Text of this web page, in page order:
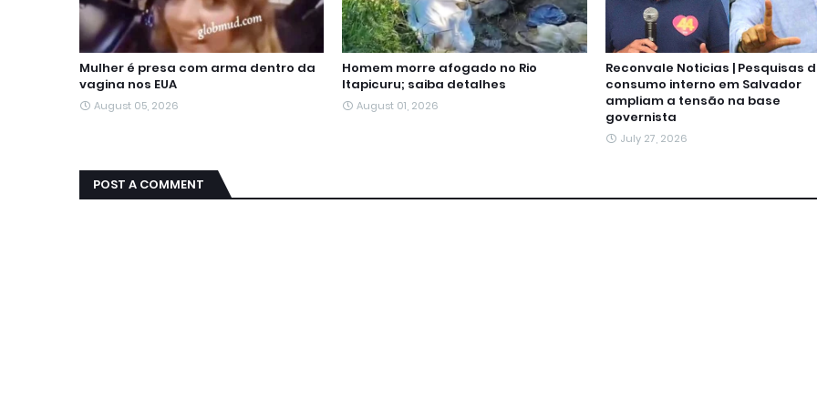
Mulher é presa com arma dentro da
vagina nos EUA
August 05, 2026
Homem morre afogado no Rio
Itapicuru; saiba detalhes
August 01, 2026
Reconvale Noticias | Pesquisas
consumo interno em Salvador
ampliam a tensão na base
governista
July 27, 2026
POST A COMMENT